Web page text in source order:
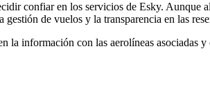
confiar en los servicios de Esky. Aunque
de vuelos y la transparencia en las
información con las aerolíneas asociadas y